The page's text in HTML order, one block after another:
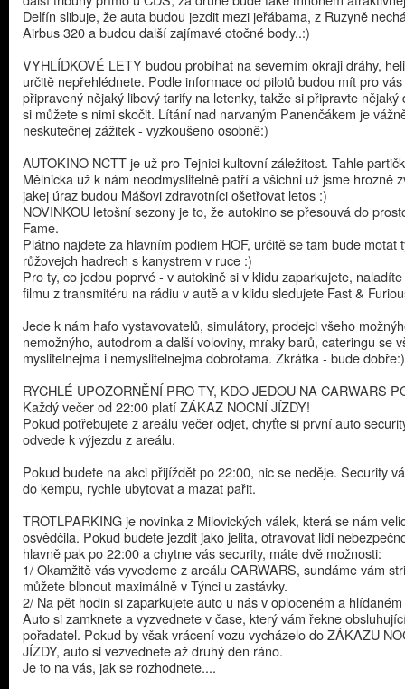
Delfín slibuje, že auta budou jezdit mezi jeřábama, z Ruzyně
Airbus 320 a budou další zajímavé otočné body..:)
VYHLÍDKOVÉ LETY budou probíhat na severním okraji dráhy,
určitě nepřehlédnete. Podle informace od pilotů budou mít pro vás
připravený nějaký libový tarify na letenky, takže si připravte nějaký
si můžete s nimi skočit. Lítání nad narvaným Panenčákem je
neskutečnej zážitek - vyzkoušeno osobně:)
AUTOKINO NCTT je už pro Tejnici kultovní záležitost. Tahle
Mělnicka už k nám neodmyslitelně patří a všichni už jsme hrozně
jakej úraz budou Mášovi zdravotníci ošetřovat letos :)
NOVINKOU letošní sezony je to, že autokino se přesouvá do
Fame.
Plátno najdete za hlavním podiem HOF, určitě se tam bude motat
růžovejch hadrech s kanystrem v ruce :)
Pro ty, co jedou poprvé - v autokině si v klidu zaparkujete,
filmu z transmitéru na rádiu v autě a v klidu sledujete Fast &
Jede k nám hafo vystavovatelů, simulátory, prodejci všeho
nemožnýho, autodrom a další voloviny, mraky barů, cateringu se
myslitelnejma i nemyslitelnejma dobrotama. Zkrátka - bude dobře:)
RYCHLÉ UPOZORNĚNÍ PRO TY, KDO JEDOU NA CARWARS
Každý večer od 22:00 platí ZÁKAZ NOČNÍ JÍZDY!
Pokud potřebujete z areálu večer odjet, chyťte si první auto
odvede k výjezdu z areálu.
Pokud budete na akci přijíždět po 22:00, nic se neděje. Security
do kempu, rychle ubytovat a mazat pařit.
TROTLPARKING je novinka z Milovických válek, která se nám
osvědčila. Pokud budete jezdit jako jelita, otravovat lidi
hlavně pak po 22:00 a chytne vás security, máte dvě možnosti:
1/ Okamžitě vás vyvedeme z areálu CARWARS, sundáme vám
můžete blbnout maximálně v Týnci u zastávky.
2/ Na pět hodin si zaparkujete auto u nás v oploceném a
Auto si zamknete a vyzvednete v čase, který vám řekne
pořadatel. Pokud by však vrácení vozu vycházelo do ZÁKAZU
JÍZDY, auto si vezvednete až druhý den ráno.
Je to na vás, jak se rozhodnete....